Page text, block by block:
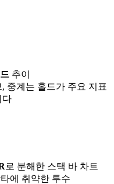
추이
중계는 홀드가 주요 지표
다
로 분해한 스택 바 차트
에 취약한 투수